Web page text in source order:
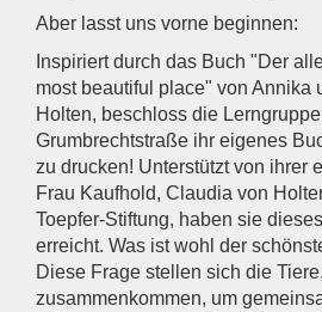
Aber lasst uns vorne beginnen:
Inspiriert durch das Buch "Der
most beautiful place" von Annika
Holten, beschloss die
Grumbrechtstraße ihr eigenes
zu drucken! Unterstützt von ihrer
Frau Kaufhold, Claudia von
Toepfer-Stiftung, haben sie
erreicht. Was ist wohl der
Diese Frage stellen sich die
zusammenkommen, um